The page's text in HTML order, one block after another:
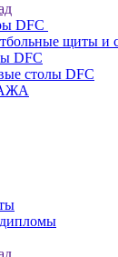
DFC
щиты и
DFC
столы DFC